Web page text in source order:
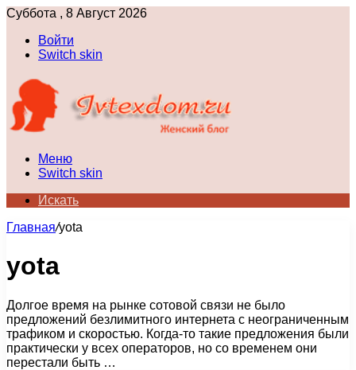
Суббота , 8 Август 2026
Войти
Switch skin
Меню
Switch skin
Искать
Главная/yota
yota
Долгое время на рынке сотовой связи не было
предложений безлимитного интернета с неограниченным
трафиком и скоростью. Когда-то такие предложения были
практически у всех операторов, но со временем они
перестали быть …